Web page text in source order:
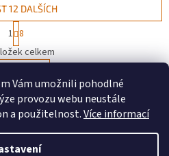
Vám umožnili pohodlné
provozu webu neustále
a použitelnost.Více informací
O
v
á
d
a
c
í
p
12 DALŠÍCH
t
r
á
k
o
v
á
n
1 8
celkem
Shoptet